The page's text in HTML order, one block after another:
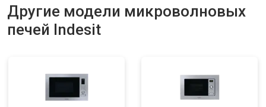
Другие модели микроволновых
печей Indesit